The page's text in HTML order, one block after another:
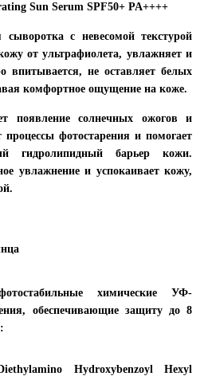
Sun Serum SPF50+ PA++++
сыворотка с невесомой текстурой
от ультрафиолета, увлажняет и
впитывается, не оставляет белых
комфортное ощущение на коже.
появление солнечных ожогов и
процессы фотостарения и помогает
гидролипидный барьер кожи.
увлажнение и успокаивает кожу,
химические УФ-
обеспечивающие защиту до 8
:
Hydroxybenzoyl Hexyl